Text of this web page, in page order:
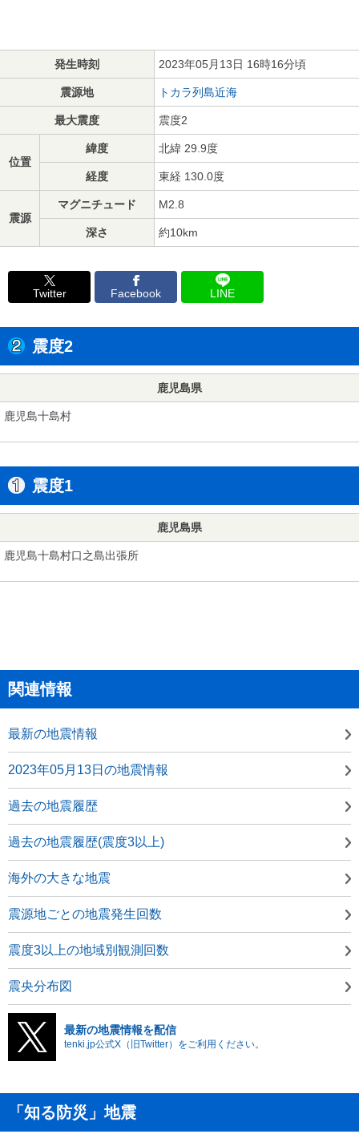
発生時刻 2023年05月13日 16時16分頃
震源地 トカラ列島近海
最大震度 震度2
位置
緯度 北緯 29.9度
経度 東経 130.0度
震源
マグニチュード M2.8
深さ 約10km
Twitter Facebook LINE
震度2
鹿児島県
鹿児島十島村
震度1
鹿児島県
鹿児島十島村口之島出張所
関連情報
最新の地震情報
2023年05月13日の地震情報
過去の地震履歴
過去の地震履歴(震度3以上)
海外の大きな地震
震源地ごとの地震発生回数
震度3以上の地域別観測回数
震央分布図
最新の地震情報を配信
tenki.jp公式X（旧Twitter）をご利用ください。
「知る防災」地震